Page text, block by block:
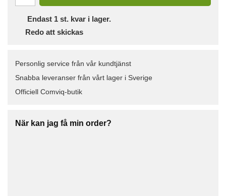
Endast 1 st. kvar i lager.
Redo att skickas
Personlig service från vår kundtjänst
Snabba leveranser från vårt lager i Sverige
Officiell Comviq-butik
När kan jag få min order?